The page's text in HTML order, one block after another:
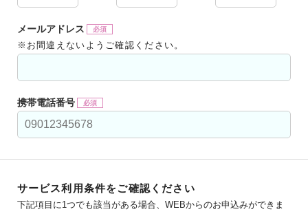
20:00
前の週 次の週
メールアドレス
※お間違えないようご確認ください。
携帯電話番号
サービス利用条件をご確認ください
下記項目に1つでも該当がある場合、WEBからのお申込みができま